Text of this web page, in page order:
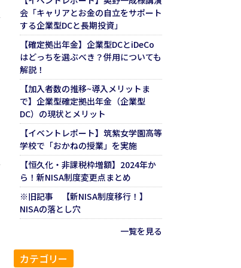
会「キャリアとお金の自立をサポート
する企業型DCと長期投資」
【確定拠出年金】企業型DCとiDeCo
はどっちを選ぶべき？併用についても
解説！
【加入者数の推移~導入メリットま
で】企業型確定拠出年金（企業型
DC）の現状とメリット
【イベントレポート】筑紫女学園高等
学校で「おかねの授業」を実施
【恒久化・非課税枠増額】2024年か
ら！新NISA制度変更点まとめ
※旧記事 【新NISA制度移行！】
NISAの落とし穴
一覧を見る
カテゴリー